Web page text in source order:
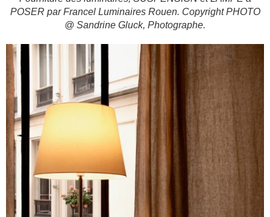
POSER par Francel Luminaires Rouen. Copyright PHOTO
@ Sandrine Gluck, Photographe.